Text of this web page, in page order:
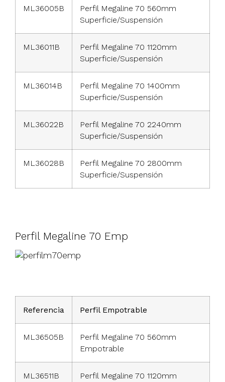
ML36005B
Perfil Megaline 70 560mm
Superficie/Suspensión
ML36011B
Perfil Megaline 70 1120mm
Superficie/Suspensión
ML36014B
Perfil Megaline 70 1400mm
Superficie/Suspensión
ML36022B
Perfil Megaline 70 2240mm
Superficie/Suspensión
ML36028B
Perfil Megaline 70 2800mm
Superficie/Suspensión
Perfil Megaline 70 Emp
Referencia Perfil Empotrable
ML36505B
Perfil Megaline 70 560mm
Empotrable
ML36511B
Perfil Megaline 70 1120mm